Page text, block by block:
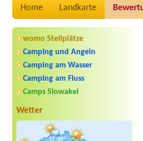
Home Landkarte
womo Stellplätze
Camping und Angeln
Camping am Wasser
Camping am Fluss
Camps Slowakei
Wetter